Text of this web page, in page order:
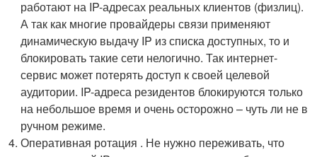
работают на IP-адресах реальных клиентов (физлиц).
А так как многие провайдеры связи применяют
динамическую выдачу IP из списка доступных, то и
блокировать такие сети нелогично. Так интернет-
сервис может потерять доступ к своей целевой
аудитории. IP-адреса резидентов блокируются только
на небольшое время и очень осторожно – чуть ли не в
ручном режиме.
Оперативная ротация . Не нужно переживать, что